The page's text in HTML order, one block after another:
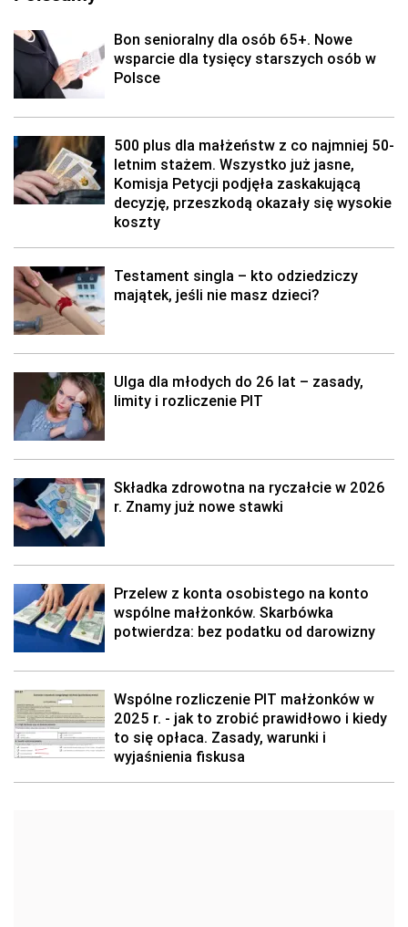
Bon senioralny dla osób 65+. Nowe
wsparcie dla tysięcy starszych osób w
Polsce
500 plus dla małżeństw z co najmniej 50-
letnim stażem. Wszystko już jasne,
Komisja Petycji podjęła zaskakującą
decyzję, przeszkodą okazały się wysokie
koszty
Testament singla – kto odziedziczy
majątek, jeśli nie masz dzieci?
Ulga dla młodych do 26 lat – zasady,
limity i rozliczenie PIT
Składka zdrowotna na ryczałcie w 2026
r. Znamy już nowe stawki
Przelew z konta osobistego na konto
wspólne małżonków. Skarbówka
potwierdza: bez podatku od darowizny
Wspólne rozliczenie PIT małżonków w
2025 r. - jak to zrobić prawidłowo i kiedy
to się opłaca. Zasady, warunki i
wyjaśnienia fiskusa